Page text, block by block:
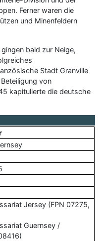
Ferner waren die
und Minenfeldern
bald zur Neige,
Stadt Granville
von
kapitulierte die deutsche
Jersey (FPN 07275,
Guernsey /